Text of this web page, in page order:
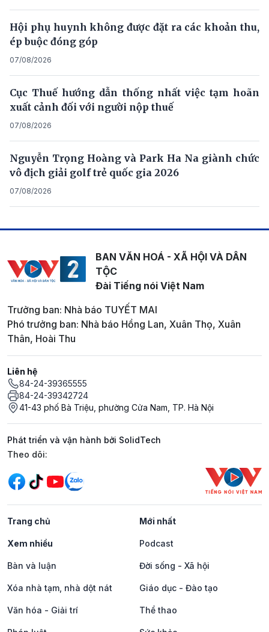
Hội phụ huynh không được đặt ra các khoản thu,
ép buộc đóng góp
07/08/2026
Cục Thuế hướng dẫn thống nhất việc tạm hoãn
xuất cảnh đối với người nộp thuế
07/08/2026
Nguyễn Trọng Hoàng và Park Ha Na giành chức
vô địch giải golf trẻ quốc gia 2026
07/08/2026
BAN VĂN HOÁ - XÃ HỘI VÀ DÂN
TỘC
Đài Tiếng nói Việt Nam
Trưởng ban: Nhà báo TUYẾT MAI
Phó trưởng ban: Nhà báo Hồng Lan, Xuân Thọ, Xuân
Thân, Hoài Thu
Liên hệ
84-24-39365555
84-24-39342724
41-43 phố Bà Triệu, phường Cửa Nam, TP. Hà Nội
Phát triển và vận hành bởi SolidTech
Mạng xã hội
Theo dõi:
Trang chủ Mới nhất
Xem nhiều Podcast
Bàn và luận Đời sống - Xã hội
Xóa nhà tạm, nhà dột nát Giáo dục - Đào tạo
Văn hóa - Giải trí Thể thao